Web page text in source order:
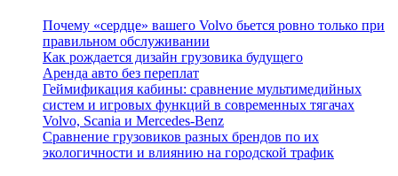
Почему «сердце» вашего Volvo бьется ровно только при
правильном обслуживании
Как рождается дизайн грузовика будущего
Аренда авто без переплат
Геймификация кабины: сравнение мультимедийных
систем и игровых функций в современных тягачах
Volvo, Scania и Mercedes-Benz
Сравнение грузовиков разных брендов по их
экологичности и влиянию на городской трафик